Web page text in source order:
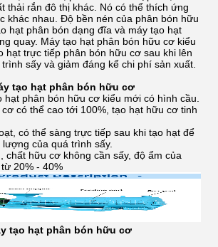
thải rắn đô thị khác. Nó có thể thích ứng
khác nhau. Độ bền nén của phân bón hữu
hạt phân bón dạng đĩa và máy tạo hạt
quay. Máy tạo hạt phân bón hữu cơ kiểu
hạt trực tiếp phân bón hữu cơ sau khi lên
sấy và giảm đáng kể chi phí sản xuất.
tạo hạt phân bón hữu cơ
hạt phân bón hữu cơ kiểu mới có hình cầu.
có thể cao tới 100%, tạo hạt hữu cơ tinh
có thể sàng trực tiếp sau khi tạo hạt để
của quá trình sấy.
chất hữu cơ không cần sấy, độ ẩm của
20% - 40%
tạo hạt phân bón hữu cơ